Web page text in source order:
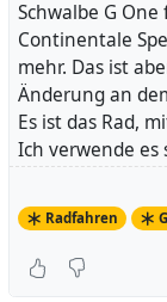
meisten
neuen Freund,
unterhalten. Die
gerne:
Was weißt
Ich weiß,
man auf
entwickelt
Schwalbe G
Continentale
mehr. Das ist
Änderung an
Es ist das Rad,
Ich verwende
allem auch für
mitnehmen
Flusskreuzfahrt
Stunden
Radfahren